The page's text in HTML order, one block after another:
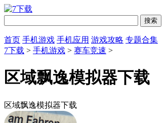
首页 手机游戏 手机应用 游戏攻略 专题合集
7下载 > 手机游戏 > 赛车竞速 >
区域飘逸模拟器下载
区域飘逸模拟器下载